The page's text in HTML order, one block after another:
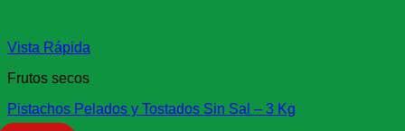
Vista Rápida
Frutos secos
Pistachos Pelados y Tostados Sin Sal – 3 Kg